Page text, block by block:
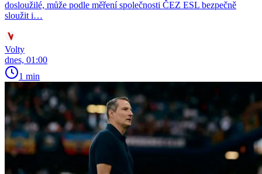
dosloužilé, může podle měření společnosti ČEZ ESL bezpečně
sloužit i…
Volty
dnes, 01:00
1 min